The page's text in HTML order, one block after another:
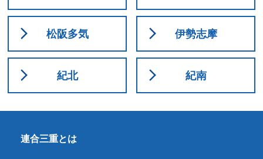
松阪多気 伊勢志摩
紀北 紀南
連合三重とは